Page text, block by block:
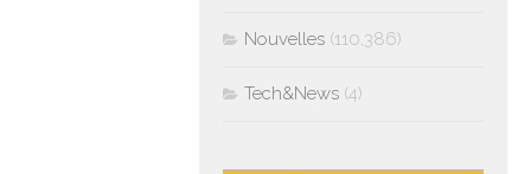
Nouvelles (110,386)
Tech&News (4)